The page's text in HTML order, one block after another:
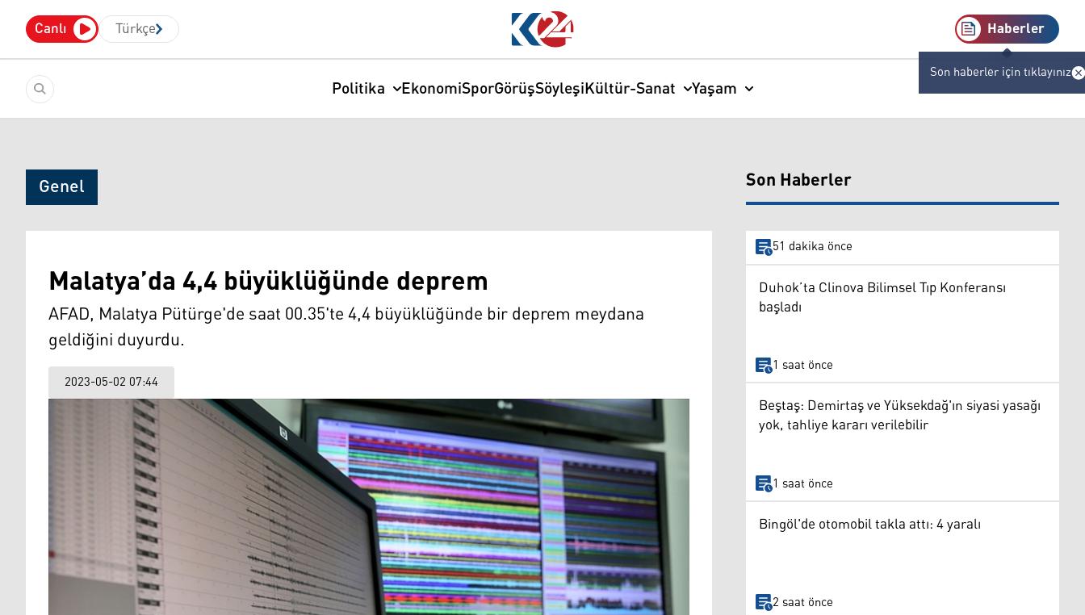
Canlı Türkçe Haberler
Son haberler için tıklayınız
Politika EkonomiSporGörüşSöyleşiKültür-Sanat Yaşam
Genel
Malatya’da 4,4 büyüklüğünde deprem
AFAD, Malatya Pütürge'de saat 00.35'te 4,4 büyüklüğünde bir deprem meydana
geldiğini duyurdu.
2023-05-02 07:44
Son Haberler
51 dakika önce
Duhok’ta Clinova Bilimsel Tıp Konferansı
başladı
1 saat önce
Beştaş: Demirtaş ve Yüksekdağ'ın siyasi yasağı
yok, tahliye kararı verilebilir
1 saat önce
Bingöl'de otomobil takla attı: 4 yaralı
2 saat önce